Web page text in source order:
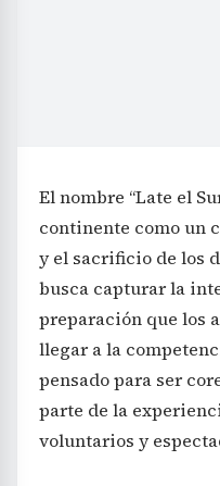
El nombre “Late el
continente como un
y el sacrificio de los
busca capturar la
preparación que los
llegar a la
pensado para ser
parte de la
voluntarios y